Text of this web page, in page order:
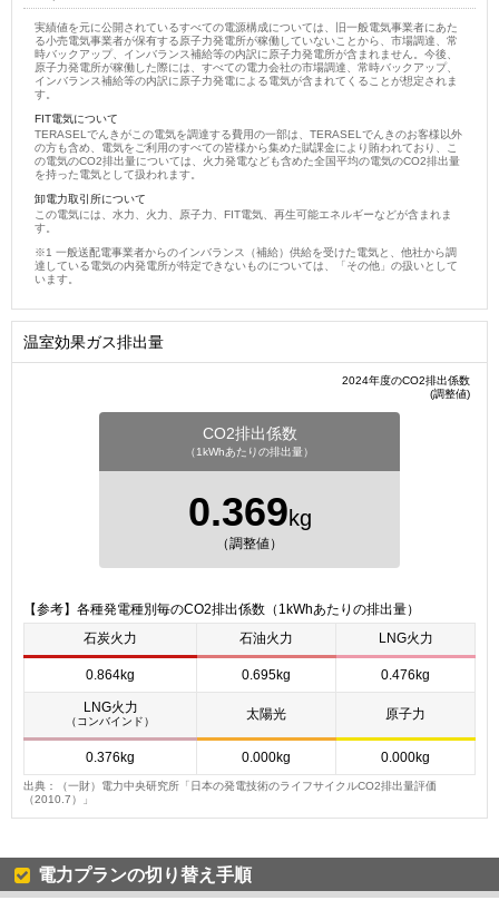
実績値を元に公開されているすべての電源構成については、旧一般電気事業者にあた
る小売電気事業者が保有する原子力発電所が稼働していないことから、市場調達、常
時バックアップ、インバランス補給等の内訳に原子力発電所が含まれません。今後、
原子力発電所が稼働した際には、すべての電力会社の市場調達、常時バックアップ、
インバランス補給等の内訳に原子力発電による電気が含まれてくることが想定されま
す。
FIT電気について
TERASELでんきがこの電気を調達する費用の一部は、TERASELでんきのお客様以外
の方も含め、電気をご利用のすべての皆様から集めた賦課金により賄われており、こ
の電気のCO2排出量については、火力発電なども含めた全国平均の電気のCO2排出量
を持った電気として扱われます。
卸電力取引所について
この電気には、水力、火力、原子力、FIT電気、再生可能エネルギーなどが含まれま
す。
一般送配電事業者からのインバランス（補給）供給を受けた電気と、他社から調
達している電気の内発電所が特定できないものについては、「その他」の扱いとして
います。
温室効果ガス排出量
2024年度のCO2排出係数
(調整値)
CO2排出係数
（1kWhあたりの排出量）
0.369kg
（調整値）
【参考】各種発電種別毎のCO2排出係数（1kWhあたりの排出量）
石炭火力
石油火力 LNG火力
0.864kg 0.695kg 0.476kg
LNG火力
（コンバインド） 太陽光 原子力
0.376kg 0.000kg 0.000kg
出典：（一財）電力中央研究所「日本の発電技術のライフサイクルCO2排出量評価
（2010.7）」
電力プランの切り替え手順